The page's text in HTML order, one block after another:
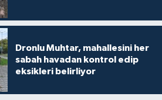
Dronlu Muhtar, mahallesini her
sabah havadan kontrol edip
eksikleri belirliyor